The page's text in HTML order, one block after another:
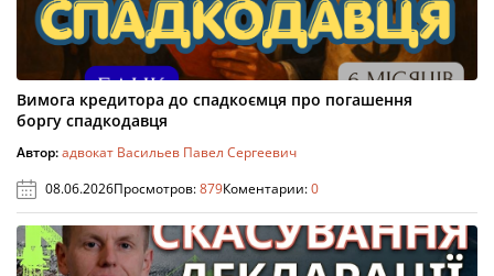
Вимога кредитора до спадкоємця про погашення
боргу спадкодавця
Автор:адвокат Васильев Павел Сергеевич
08.06.2026Просмотров:879Коментарии:0